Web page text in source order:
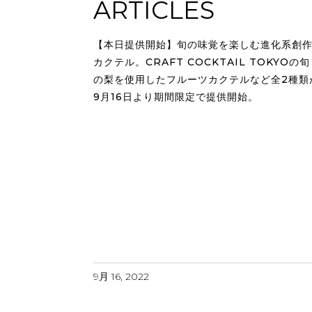
ARTICLES
【本日提供開始】旬の味覚を楽しむ進化系創
カクテル。CRAFT COCKTAIL TOKYOの旬
の梨を使用したフルーツカクテルなど全2種類
9月16日より期間限定で提供開始。
9月 16, 2022